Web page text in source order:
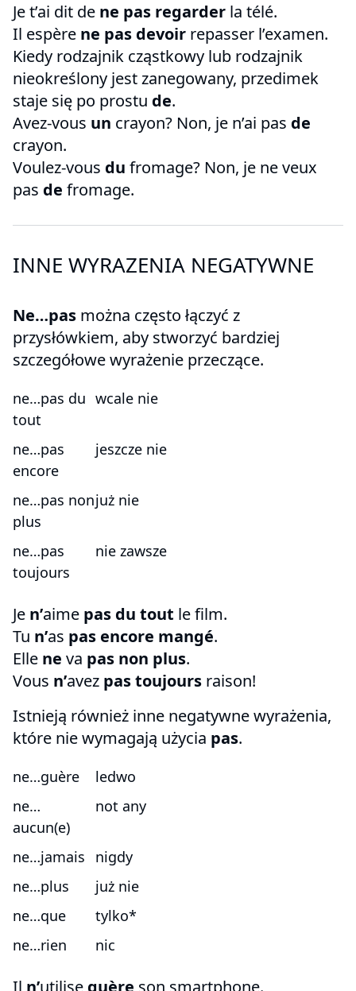
Je t’ai dit de ne pas regarder la télé.
Il espère ne pas devoir repasser l’examen.
Kiedy rodzajnik cząstkowy lub rodzajnik
nieokreślony jest zanegowany, przedimek
staje się po prostu de.
Avez-vous un crayon? Non, je n’ai pas de
crayon.
Voulez-vous du fromage? Non, je ne veux
pas de fromage.
INNE WYRAZENIA NEGATYWNE
Ne…pas można często łączyć z
przysłówkiem, aby stworzyć bardziej
szczegółowe wyrażenie przeczące.
ne…pas du
tout
wcale nie
ne…pas
encore
jeszcze nie
ne…pas non
plus
już nie
ne…pas
toujours
nie zawsze
Je n’aime pas du tout le film.
Tu n’as pas encore mangé.
Elle ne va pas non plus.
Vous n’avez pas toujours raison!
Istnieją również inne negatywne wyrażenia,
które nie wymagają użycia pas.
ne…guère
ledwo
ne…
aucun(e)
not any
ne…jamais
nigdy
ne…plus
już nie
ne…que
tylko*
ne…rien
nic